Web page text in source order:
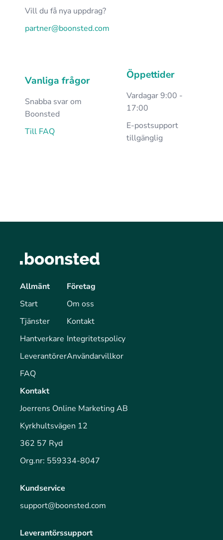
Vill du få nya uppdrag?
partner@boonsted.com
Vanliga frågor
Snabba svar om
Boonsted
Till FAQ
Öppettider
Vardagar 9:00 -
17:00
E-postsupport
tillgänglig
Allmänt
Start
Tjänster
Hantverkare
Leverantörer
FAQ
Företag
Om oss
Kontakt
Integritetspolicy
Användarvillkor
Kontakt
Joerrens Online Marketing AB
Kyrkhultsvägen 12
362 57 Ryd
Org.nr: 559334-8047
Kundservice
support@boonsted.com
Leverantörssupport